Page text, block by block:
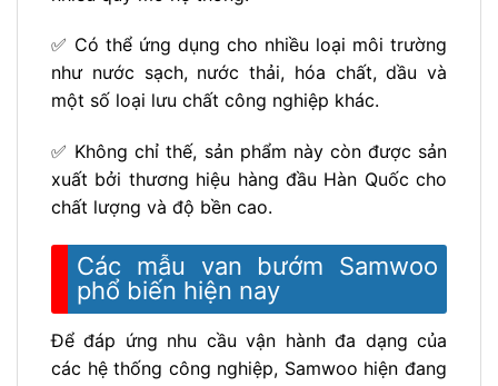
✅ Có thể ứng dụng cho nhiều loại môi trường
như nước sạch, nước thải, hóa chất, dầu và
một số loại lưu chất công nghiệp khác.
✅ Không chỉ thế, sản phẩm này còn được sản
xuất bởi thương hiệu hàng đầu Hàn Quốc cho
chất lượng và độ bền cao.
Các mẫu van bướm Samwoo
phổ biến hiện nay
Để đáp ứng nhu cầu vận hành đa dạng của
các hệ thống công nghiệp, Samwoo hiện đang